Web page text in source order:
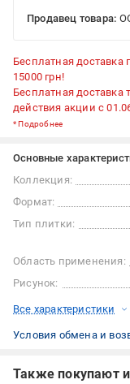
Продавец товара:
Бесплатная
15000 грн!
Бесплатная доставка
действия акции с
*Подробнее
Основные
Коллекция:
Формат:
Тип плитки:
Область применения:
Рисунок:
Все характеристики
Условия обмена и
Также покупают